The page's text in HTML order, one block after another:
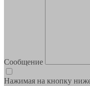
Сообщение
Нажимая на кнопку